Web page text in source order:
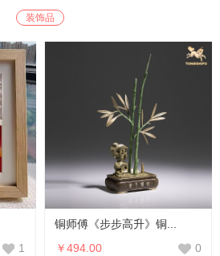
装饰品
1
铜师傅《步步高升》铜...
￥494.00
0